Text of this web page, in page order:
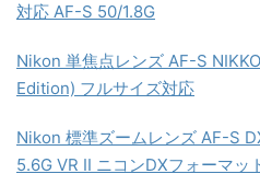
対応 AF-S 50/1.8G
Nikon 単焦点レンズ AF-S
Edition) フルサイズ対応
Nikon 標準ズームレンズ AF-S
5.6G VR II ニコンDXフォーマッ